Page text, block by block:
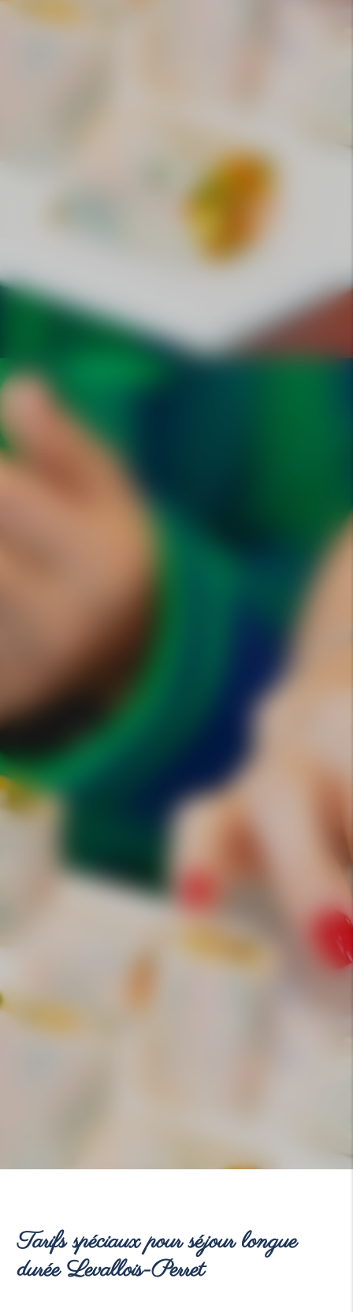
Tarifs spéciaux pour séjour longue
durée Levallois-Perret